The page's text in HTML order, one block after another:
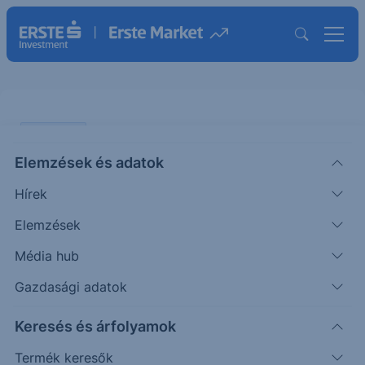
Elemzések és adatok
Hírek
Elemzések
Média hub
Gazdasági adatok
Keresés és árfolyamok
Termék keresők
dollárhoz, az amerikai kormány
kifizetései továbbra is késnek
ERSTE TÍZÓRAI
|2025. október 6. 11:31
Az arany ára tovább emelkedett a piacokon,